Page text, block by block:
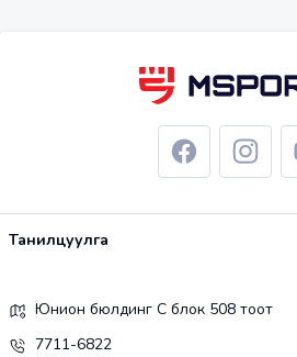
Танилцуулга
Юнион бюлдинг С блок 508 тоот
7711-6822